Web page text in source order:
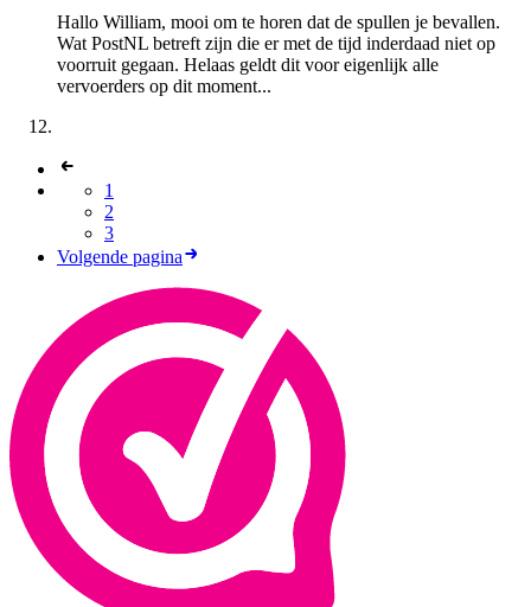
Hallo William, mooi om te horen dat de spullen je bevallen.
Wat PostNL betreft zijn die er met de tijd inderdaad niet op
voorruit gegaan. Helaas geldt dit voor eigenlijk alle
vervoerders op dit moment...
1
2
3
Volgende pagina